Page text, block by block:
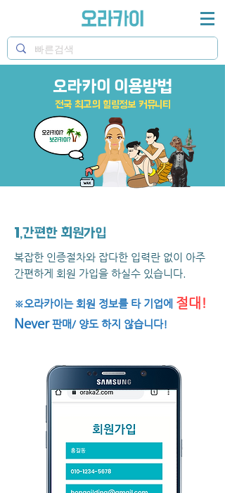
전국 최고의 힐링정보 커뮤니티
오라카이 이용방법
1,간편한 회원가입
복잡한 인증절차와 잡다한 입력란 없이 아주
간편하게 회원 가입을 하실수 있습니다.
※오라카이는 회원 정보를 타 기업에 절대!
Never판매/ 양도 하지 않습니다!